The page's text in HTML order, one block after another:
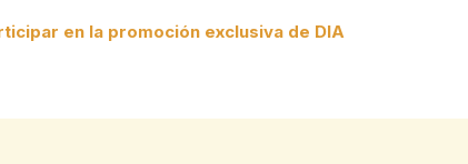
en la promoción exclusiva de DIA